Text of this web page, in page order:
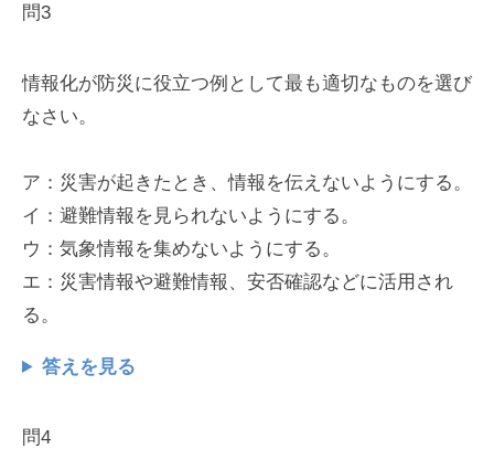
問3
情報化が防災に役立つ例として最も適切なものを選び
なさい。
ア：災害が起きたとき、情報を伝えないようにする。
イ：避難情報を見られないようにする。
ウ：気象情報を集めないようにする。
エ：災害情報や避難情報、安否確認などに活用され
る。
答えを見る
問4